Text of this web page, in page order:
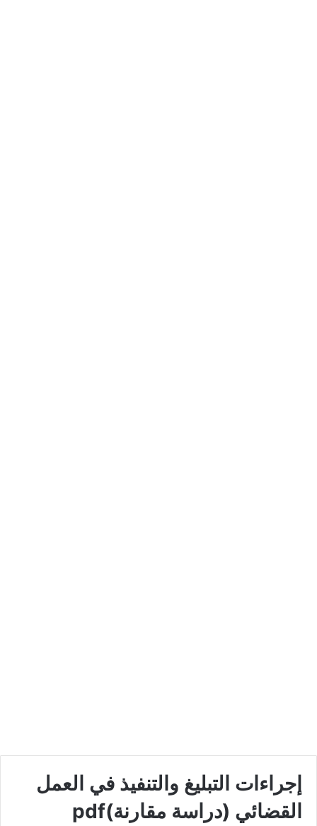
إجراءات التبليغ والتنفيذ في العمل
القضائي (دراسة مقارنة)pdf